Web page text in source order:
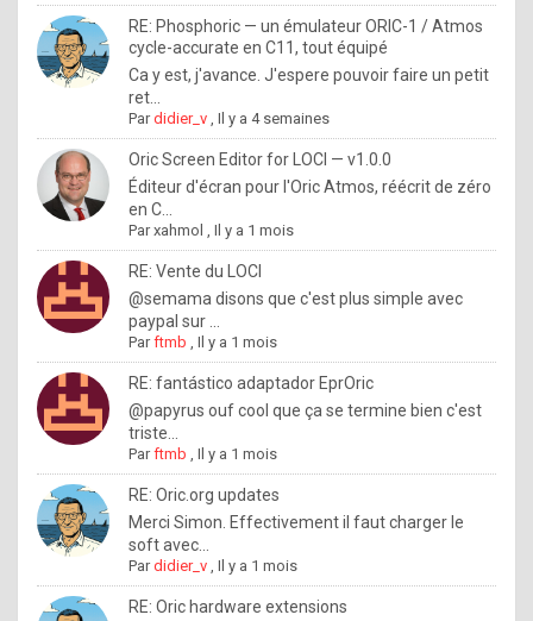
.
I
f
y
o
u
w
a
n
t
o
n
o
w
h
o
RE: Phosphoric — un émulateur ORIC-1 / Atmos
cycle-accurate en C11, tout équipé
Ca y est, j'avance. J'espere pouvoir faire un petit
ret...
Pardidier_v ,Il y a 4 semaines
Oric Screen Editor for LOCI — v1.0.0
Éditeur d'écran pour l'Oric Atmos, réécrit de zéro
en C...
Parxahmol ,Il y a 1 mois
RE: Vente du LOCI
@semama disons que c'est plus simple avec
paypal sur ...
Parftmb ,Il y a 1 mois
RE: fantástico adaptador EprOric
@papyrus ouf cool que ça se termine bien c'est
triste...
Parftmb ,Il y a 1 mois
RE: Oric.org updates
Merci Simon. Effectivement il faut charger le
soft avec...
Pardidier_v ,Il y a 1 mois
RE: Oric hardware extensions